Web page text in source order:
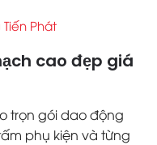
Tiến Phát
cao đẹp giá
trọn gói dao động
phụ kiện và từng